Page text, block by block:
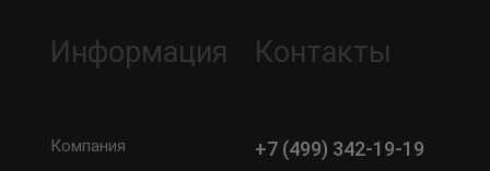
Информация
Компания
Контакты
+7 (499) 342-19-19